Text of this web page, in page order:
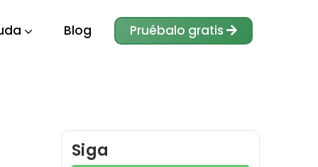
Blog Pruébalo gratis
Siga